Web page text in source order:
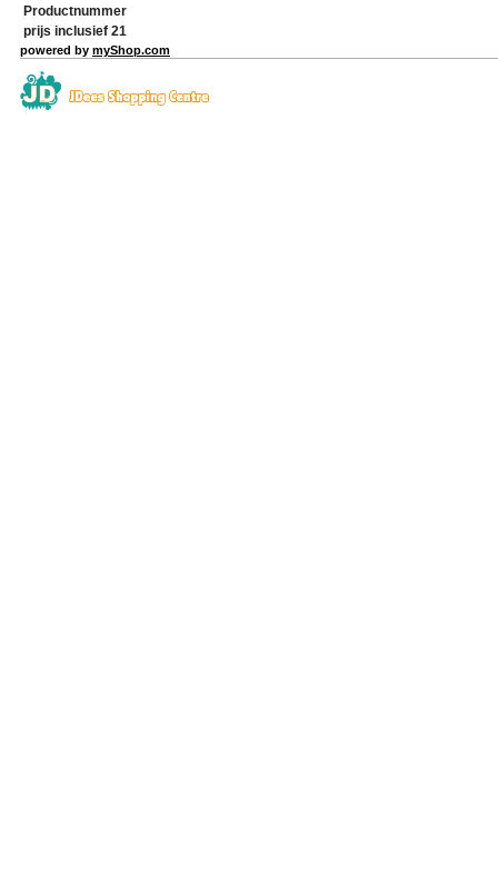
Productnummer
prijs inclusief 21
powered by myShop.com